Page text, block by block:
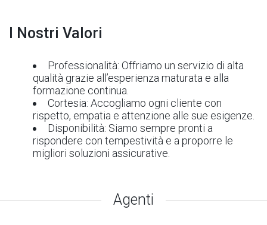
I Nostri Valori
Professionalità: Offriamo un servizio di alta
qualità grazie all’esperienza maturata e alla
formazione continua.
Cortesia: Accogliamo ogni cliente con
rispetto, empatia e attenzione alle sue esigenze.
Disponibilità: Siamo sempre pronti a
rispondere con tempestività e a proporre le
migliori soluzioni assicurative.
Agenti